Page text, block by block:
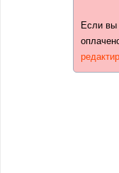
Если вы